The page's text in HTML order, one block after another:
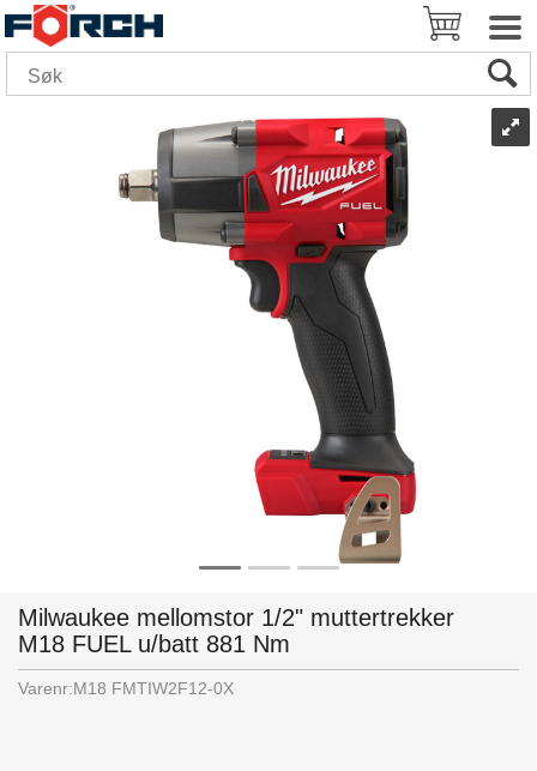
Milwaukee mellomstor 1/2" muttertrekker
M18 FUEL u/batt 881 Nm
Varenr:M18 FMTIW2F12-0X